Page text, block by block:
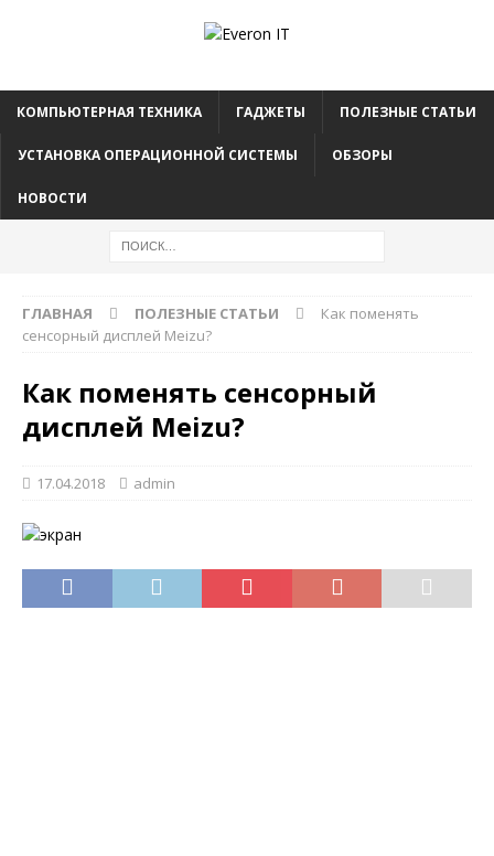
КОМПЬЮТЕРНАЯ ТЕХНИКА ГАДЖЕТЫ ПОЛЕЗНЫЕ СТАТЬИ
УСТАНОВКА ОПЕРАЦИОННОЙ СИСТЕМЫ ОБЗОРЫ
НОВОСТИ
ГЛАВНАЯ ПОЛЕЗНЫЕ СТАТЬИ
Как поменять
сенсорный дисплей Meizu?
Как поменять сенсорный
дисплей Meizu?
17.04.2018 admin